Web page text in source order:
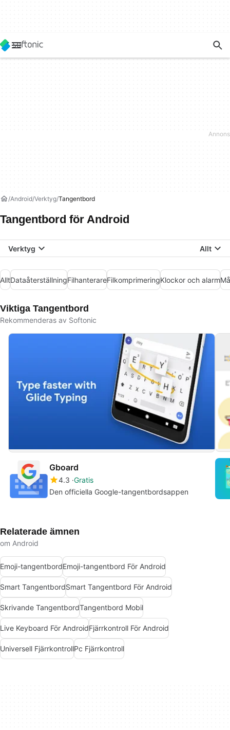
Android Verktyg Tangentbord
Tangentbord för Android
Verktyg Allt
AlltDataåterställningFilhanterareFilkomprimeringKlockor och alarm
Viktiga Tangentbord
Rekommenderas av Softonic
Gboard
4.3 Gratis
Den officiella Google-tangentbordsappen
Relaterade ämnen
om Android
Emoji-tangentbordEmoji-tangentbord För Android
Smart TangentbordSmart Tangentbord För Android
Skrivande TangentbordTangentbord Mobil
Live Keyboard För AndroidFjärrkontroll För Android
Universell FjärrkontrollPc Fjärrkontroll